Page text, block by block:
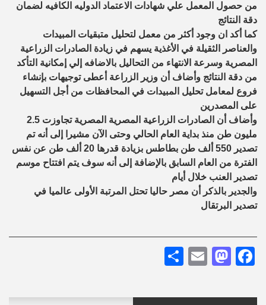
من حصول المعمل علي شهادات الاعتماد الدوليه الكافيه لضمان
دقة النتائج
كما أكد ان وجود أكثر من معمل لتحليل متبقيات المبيدات
والعناصر الثقيلة في الأغذية يسهم في زيادة الصادرات الزراعية
المصرية وسرعة الانتهاء من التحاليل بالاضافه إلي إمكانية التأكد
من دقة النتائج وأضاف أن وزير الزراعة أعطى توجيهات بإنشاء
فروع لمعامل تحليل المبيدات في المحافظات من أجل التسهيل
على المصدرين
وأضاف أن الصادرات الزراعية المصرية المصرية تجاوزت 2.5
مليون طن منذ بداية العام الحالي وحتى الآن مشيرا إلى أنه تم
تصدير 550 ألف طن بطاطس بزيادة قدرها 20 ألف طن عن نفس
الفترة من العام السابق بالإضافة إلى أنه سوف يتم افتتاح موسم
تصدير العنب خلال أيام
والجدير بالذكر أن مصر حاليا تحتل المرتبة الأولى عالميا في
تصدير البرتقال
Facebook
Mastodon
Email